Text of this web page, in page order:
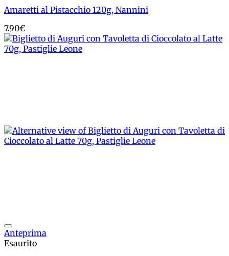
Amaretti al Pistacchio 120g, Nannini
7.90€
Anteprima
Esaurito